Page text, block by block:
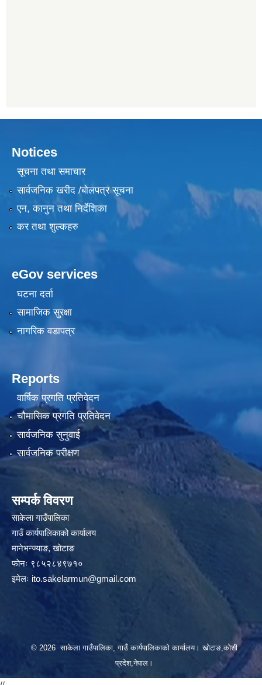
Notices
सूचना तथा समाचार
सार्वजनिक खरीद /बोलपत्र सूचना
एन, कानुन तथा निर्देशिका
कर तथा शुल्कहरु
eGov services
घटना दर्ता
सामाजिक सुरक्षा
नागरिक वडापत्र
Reports
वार्षिक प्रगति प्रतिवेदन
चौमासिक प्रगति प्रतिवेदन
सार्वजनिक सुनुवाई
सार्वजनिक परीक्षण
सम्पर्क विवरण
साकेला गाउँपालिका
गाउँ कार्यपालिकाको कार्यालय
मानेभन्ज्याङ, खाेटाङ
फाेनः ९८५२८४९७१०
इमेलः ito.sakelarmun@gmail.com
© 2026 साकेला गाउँपालिका, गाउँ कार्यपालिकाको कार्यालय। खोटाङ,कोशी
प्रदेश,नेपाल।